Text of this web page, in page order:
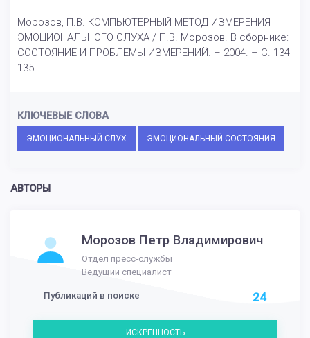
Морозов, П.В. КОМПЬЮТЕРНЫЙ МЕТОД ИЗМЕРЕНИЯ
ЭМОЦИОНАЛЬНОГО СЛУХА / П.В. Морозов. В сборнике:
СОСТОЯНИЕ И ПРОБЛЕМЫ ИЗМЕРЕНИЙ. – 2004. – С. 134-
135
КЛЮЧЕВЫЕ СЛОВА
ЭМОЦИОНАЛЬНЫЙ СЛУХ ЭМОЦИОНАЛЬНЫЙ СОСТОЯНИЯ
АВТОРЫ
Морозов Петр Владимирович
Отдел пресс-службы
Ведущий специалист
Публикаций в поиске 24
ИСКРЕННОСТЬ